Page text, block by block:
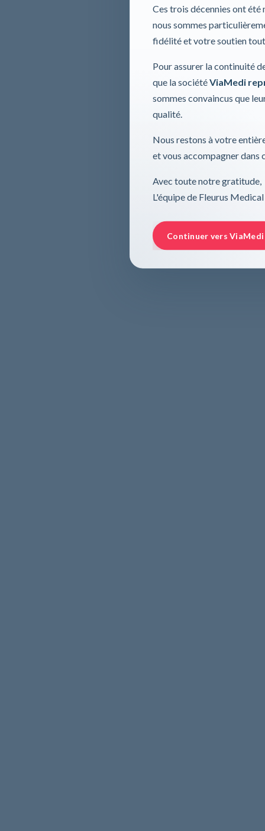
Ces trois décennies ont
nous sommes
fidélité et votre soutien
Pour assurer la continuité
que la sociétéViaMedi
sommes convaincus que
qualité.
Nous restons à votre
et vous accompagner dans
Avec toute notre gratitude,
L'équipe de Fleurus Medical
Continuer vers ViaMedi